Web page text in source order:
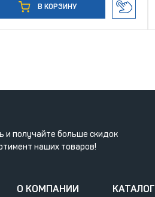
В КОРЗИНУ
и получайте больше скидок
наших товаров!
О КОМПАНИИ КАТАЛОГ